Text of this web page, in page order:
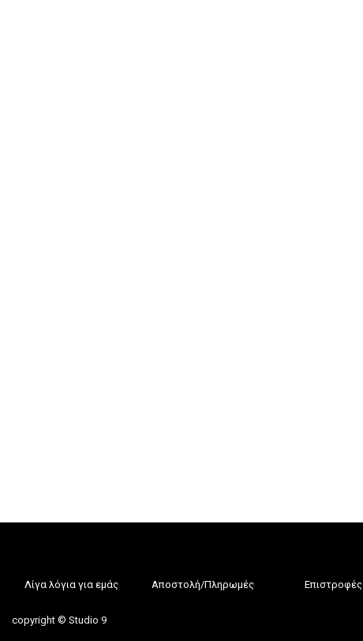
Λίγα λόγια για εμάς Αποστολή/Πληρωμές Επιστροφές
copyright © Studio 9